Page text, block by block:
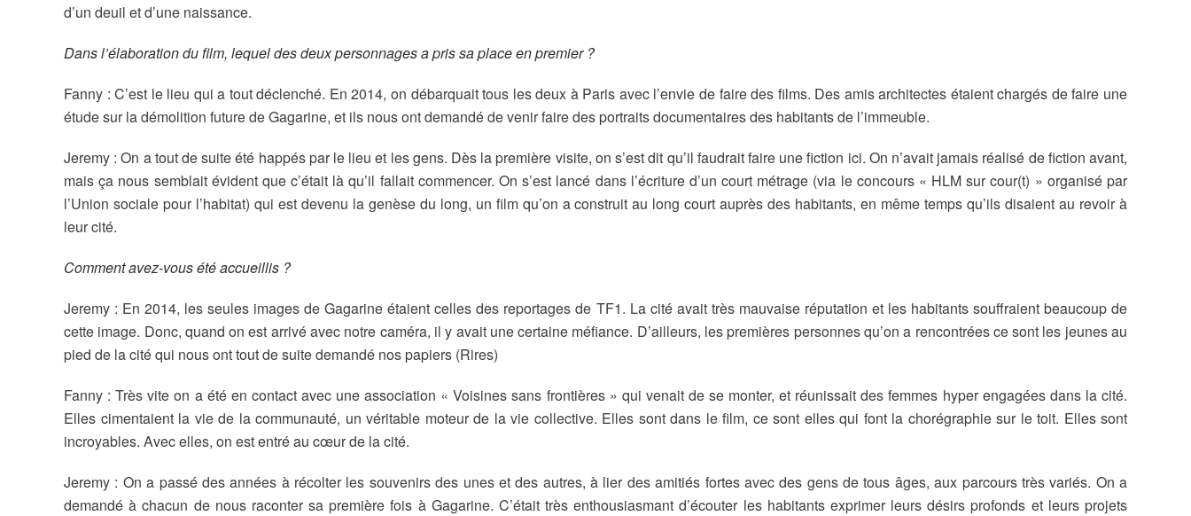
d’un deuil et d’une naissance.
Dans l’élaboration du film, lequel des deux personnages a pris sa place en premier ?
Fanny : C’est le lieu qui a tout déclenché. En 2014, on débarquait tous les deux à Paris avec l’envie de faire des films. Des amis architectes étaient chargés de faire une
étude sur la démolition future de Gagarine, et ils nous ont demandé de venir faire des portraits documentaires des habitants de l’immeuble.
Jeremy : On a tout de suite été happés par le lieu et les gens. Dès la première visite, on s’est dit qu’il faudrait faire une fiction ici. On n’avait jamais réalisé de fiction avant,
mais ça nous semblait évident que c’était là qu’il fallait commencer. On s’est lancé dans l’écriture d’un court métrage (via le concours « HLM sur cour(t) » organisé par
l’Union sociale pour l’habitat) qui est devenu la genèse du long, un film qu’on a construit au long court auprès des habitants, en même temps qu’ils disaient au revoir à
leur cité.
Comment avez-vous été accueillis ?
Jeremy : En 2014, les seules images de Gagarine étaient celles des reportages de TF1. La cité avait très mauvaise réputation et les habitants souffraient beaucoup de
cette image. Donc, quand on est arrivé avec notre caméra, il y avait une certaine méfiance. D’ailleurs, les premières personnes qu’on a rencontrées ce sont les jeunes au
pied de la cité qui nous ont tout de suite demandé nos papiers (Rires)
Fanny : Très vite on a été en contact avec une association « Voisines sans frontières » qui venait de se monter, et réunissait des femmes hyper engagées dans la cité.
Elles cimentaient la vie de la communauté, un véritable moteur de la vie collective. Elles sont dans le film, ce sont elles qui font la chorégraphie sur le toit. Elles sont
incroyables. Avec elles, on est entré au cœur de la cité.
Jeremy : On a passé des années à récolter les souvenirs des unes et des autres, à lier des amitiés fortes avec des gens de tous âges, aux parcours très variés. On a
demandé à chacun de nous raconter sa première fois à Gagarine. C’était très enthousiasmant d’écouter les habitants exprimer leurs désirs profonds et leurs projets